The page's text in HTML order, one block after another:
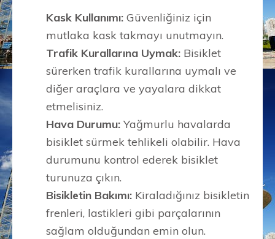
Kask Kullanımı: Güvenliğiniz için
mutlaka kask takmayı unutmayın.
Trafik Kurallarına Uymak: Bisiklet
sürerken trafik kurallarına uymalı ve
diğer araçlara ve yayalara dikkat
etmelisiniz.
Hava Durumu: Yağmurlu havalarda
bisiklet sürmek tehlikeli olabilir. Hava
durumunu kontrol ederek bisiklet
turunuza çıkın.
Bisikletin Bakımı: Kiraladığınız bisikletin
frenleri, lastikleri gibi parçalarının
sağlam olduğundan emin olun.